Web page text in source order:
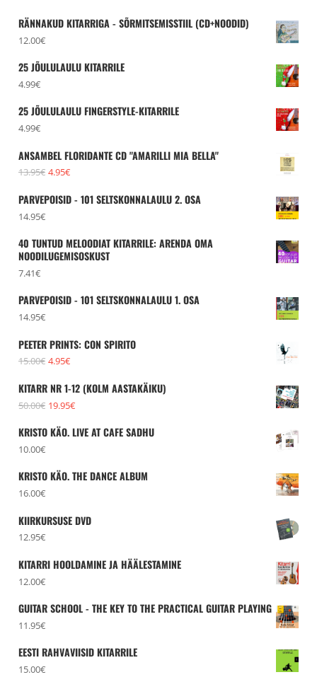
RÄNNAKUD KITARRIGA - SÕRMITSEMISSTIIL (CD+NOODID)
12.00€
25 JÕULULAULU KITARRILE
4.99€
25 JÕULULAULU FINGERSTYLE-KITARRILE
4.99€
ANSAMBEL FLORIDANTE CD "AMARILLI MIA BELLA"
13.95€ Algne
oli:
4.95€Praegune
on:
PARVEPOISID - 101 SELTSKONNALAULU 2. OSA
14.95€
40 TUNTUD MELOODIAT KITARRILE: ARENDA OMA
NOODILUGEMISOSKUST
7.41€
PARVEPOISID - 101 SELTSKONNALAULU 1. OSA
14.95€
PEETER PRINTS: CON SPIRITO
15.00€ Algne
oli:
15.00€.
4.95€Praegune
on:
4.95€.
KITARR NR 1-12 (KOLM AASTAKÄIKU)
50.00€ Algne
oli:
19.95€Praegune
on:
KRISTO KÄO. LIVE AT CAFE SADHU
10.00€
KRISTO KÄO. THE DANCE ALBUM
16.00€
KIIRKURSUSE DVD
12.95€
KITARRI HOOLDAMINE JA HÄÄLESTAMINE
12.00€
GUITAR SCHOOL - THE KEY TO THE PRACTICAL GUITAR PLAYING
11.95€
EESTI RAHVAVIISID KITARRILE
15.00€